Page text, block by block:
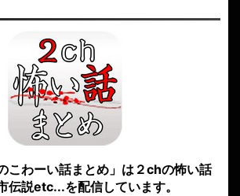
こわーい話まとめ」は２chの怖い話
伝説etc...を配信しています。